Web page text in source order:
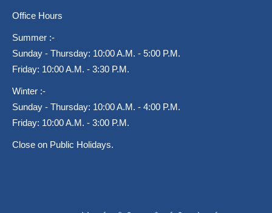
Office Hours
Summer :-
Sunday - Thursday: 10:00 A.M. - 5:00 P.M.
Friday: 10:00 A.M. - 3:30 P.M.
Winter :-
Sunday - Thursday: 10:00 A.M. - 4:00 P.M.
Friday: 10:00 A.M. - 3:00 P.M.
Close on Public Holidays.